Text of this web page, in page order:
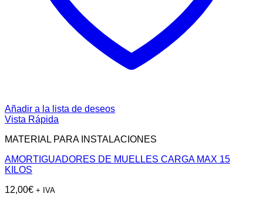
Añadir a la lista de deseos
Vista Rápida
MATERIAL PARA INSTALACIONES
AMORTIGUADORES DE MUELLES CARGA MAX 15
KILOS
12,00€ + IVA